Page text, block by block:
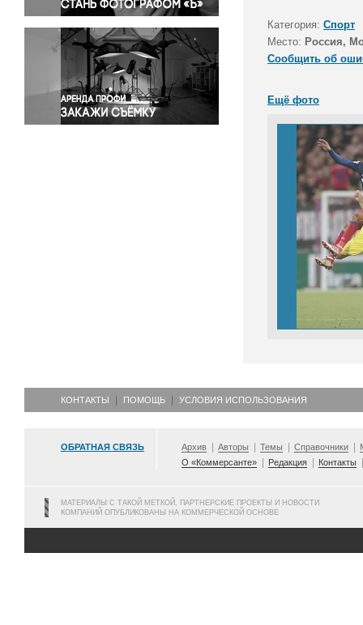
Религия
Светская жизнь
Спорт
Экология
Экономика и бизнес
Категория: Спорт
Место: Россия,
Сообщить об
Ещё фото
КОНТАКТЫ ПОМОЩЬ УСЛОВИЯ ИСПОЛЬЗОВАНИЯ
ОБРАТНАЯ СВЯЗЬ Архив Авторы Темы Справочники
О «Коммерсанте»
Редакция Контакты
МАТЕРИАЛЫ С ТАКОЙ МЕТКОЙ, ПАРТНЕРСКИЕ ПРОЕКТЫ И НОВОСТИ
КОМПАНИЙ ОПУБЛИКОВАНЫ НА КОММЕРЧЕСКОЙ ОСНОВЕ